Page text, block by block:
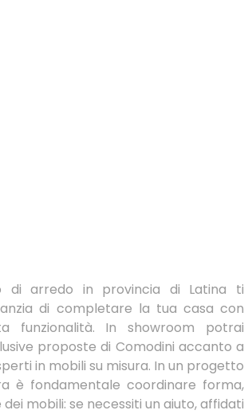
di arredo in provincia di Latina ti
di completare la tua casa con
funzionalità. In showroom potrai
proposte di Comodini accanto a
in mobili su misura. In un progetto
è fondamentale coordinare forma,
mobili: se necessiti un aiuto, affidati